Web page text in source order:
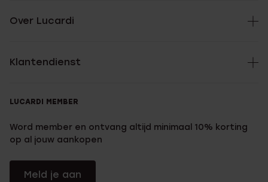
Over Lucardi
Klantendienst
LUCARDI MEMBER
Word member en ontvang altijd minimaal 10% korting
op al jouw aankopen
Meld je aan